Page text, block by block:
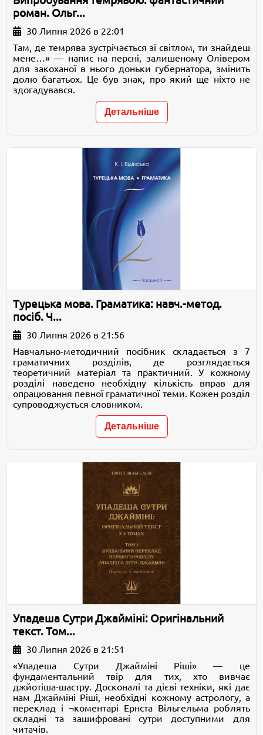
роман. Ольг...
30 Липня 2026 в 22:01
Там, де темрява зустрічається зі світлом, ти знайдеш
мене…» — напис на персні, залишеному Олівером
для закоханої в нього доньки губернатора, змінить
долю багатьох. Це був знак, про який ще ніхто не
здогадувався.
Детальніше
Турецька мова. Граматика: навч.-метод.
посіб. Ч...
30 Липня 2026 в 21:56
Навчально-методичний посібник складається з 7
граматичних розділів, де розглядається
теоретичний матеріал та практичний. У кожному
розділі наведено необхідну кількість вправ для
опрацювання певної граматичної теми. Кожен розділ
супроводжується словником.
Детальніше
Упадеша Сутри Джайміні: Оригінальний
текст. Том...
30 Липня 2026 в 21:51
«Упадеша Сутри Джайміні Ріші» — це
фундаментальний твір для тих, хто вивчає
джйотіша-шастру. Досконалі та дієві техніки, які дає
нам Джайміні Ріші, необхідні кожному астрологу, а
переклад і ¬коментарі Ернста Вільгельма роблять
складні та зашифровані сутри доступними для
читачів.